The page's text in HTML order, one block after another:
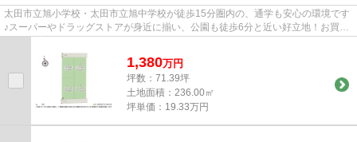
太田市立旭小学校・太田市立旭中学校が徒歩15分圏内の、通学も安心の環境です
♪スーパーやドラッグストアが身近に揃い、公園も徒歩6分と近い好立地！お買い
物から子育て環境までバラン...
1,380万円
坪数：71.39坪
土地面積：236.00㎡
坪単価：19.33万円